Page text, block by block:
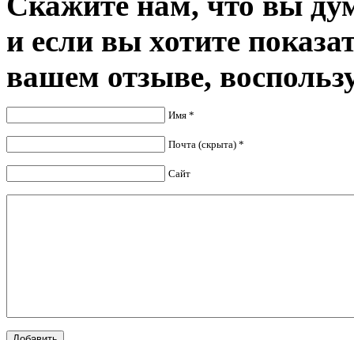
и если вы хотите
вашем отзыве,
Имя *
Почта (скрыта) *
Сайт